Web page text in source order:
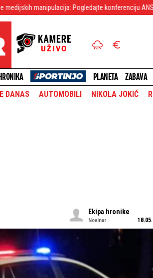
Pogledajte konferenciju ANS (VIDEO)
HRONIKA PLANETA ZABAVA
DANAS AUTOMOBILI NIKOLA JOKIĆ
Ekipa hronike
Novinar